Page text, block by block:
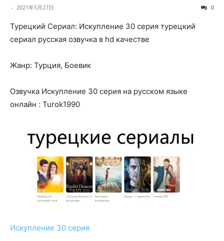
- 2021年5月27日 0
Турецкий Сериал: Искупление 30 серия турецкий
сериал русская озвучка в hd качестве
Жанр: Турция, Боевик
Озвучка Искупление 30 серия на русском языке
онлайн : Turok1990
Искупление 30 серия